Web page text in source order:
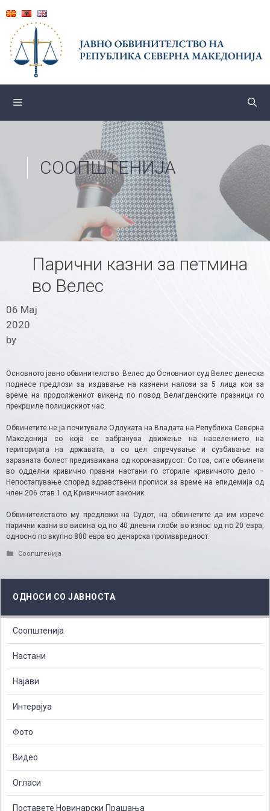
content
СООПШТЕНИЈА
Парични казни за петмина
во Велес
06 Мај
2020
by
Основното јавно обвинителство Велес до Основниот суд Велес денеска
поднесе предлози за издавање на казнени налози за 5 лица кои за
време на продолжениот викенд по повод Велигденските празници го
прекршиле полицискиот час.
Обвинетите не ја почитувале Одлуката на Владата на Република Северна
Македонија со која се забранува движење на населението на
територијата на државата, а со цел спречување и сузбивање на
заразната болест предизвикана од коронавирусот. Со тоа, сите обвинети
во одделни кривично правни настани го сториле кривичното дело –
Непостапување според здравствени прописи за време на епидемија од
член 206 став 1 од Кривичниот законик.
Обвинителството му предложи на Судот, на обвинетите да им изрече
парични казни во висина од по 40 дневни глоби во износ од по 20 евра,
односно по вкупно 800 евра во денарска противвредност.
Categories
Соопштенија
ОДНОСИ СО ЈАВНОСТА
Соопштенија
Настани
Најави
Интервјуа
Фото
Видео
Огласи
Поставете Новинарски Прашања